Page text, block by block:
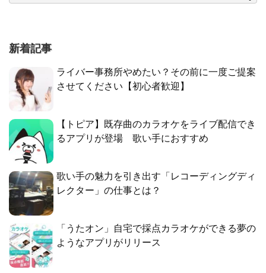
新着記事
ライバー事務所やめたい？その前に一度ご提案
させてください【初心者歓迎】
【トピア】既存曲のカラオケをライブ配信でき
るアプリが登場 歌い手におすすめ
歌い手の魅力を引き出す「レコーディングディ
レクター」の仕事とは？
「うたオン」自宅で採点カラオケができる夢の
ようなアプリがリリース